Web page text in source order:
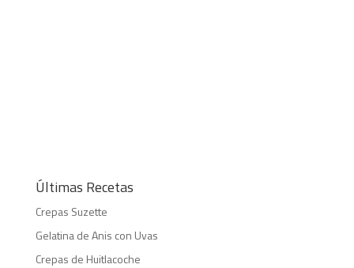
Últimas Recetas
Crepas Suzette
Gelatina de Anis con Uvas
Crepas de Huitlacoche